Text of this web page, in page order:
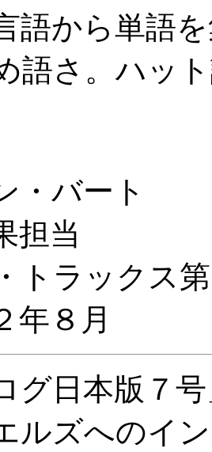
語から単語
語さ。ハッ
・バート
担当
トラックス
年８月
ログ日本版
ルズへのイ